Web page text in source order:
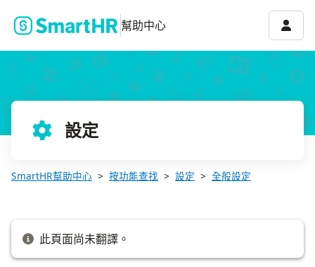
幫助中心 帳號
設定
SmartHR幫助中心 按功能查找 設定 全般設定
此頁面尚未翻譯。